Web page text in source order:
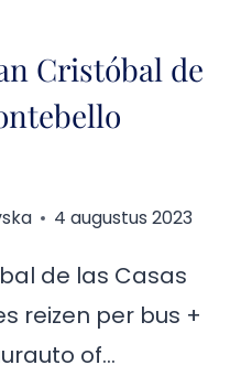
Cristóbal de
4 augustus 2023
de las Casas
reizen per bus +
of…